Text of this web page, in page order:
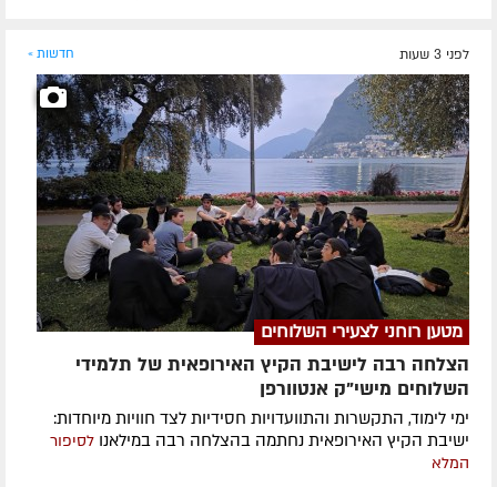
לפני 3 שעות חדשות »
מטען רוחני לצעירי השלוחים
הצלחה רבה לישיבת הקיץ האירופאית של תלמידי
השלוחים מישי"ק אנטוורפן
ימי לימוד, התקשרות והתוועדויות חסידיות לצד חוויות מיוחדות:
ישיבת הקיץ האירופאית נחתמה בהצלחה רבה במילאנו לסיפור
המלא